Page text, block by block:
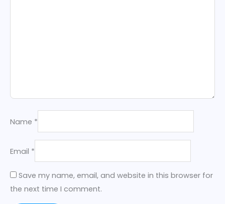
Name *
Email *
Save my name, email, and website in this browser for
the next time I comment.